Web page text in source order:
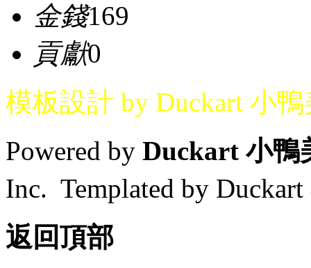
金錢169
貢獻0
模板設計 by Duckart 小
Powered by Duckart 小鴨
Inc. Templated by
返回頂部